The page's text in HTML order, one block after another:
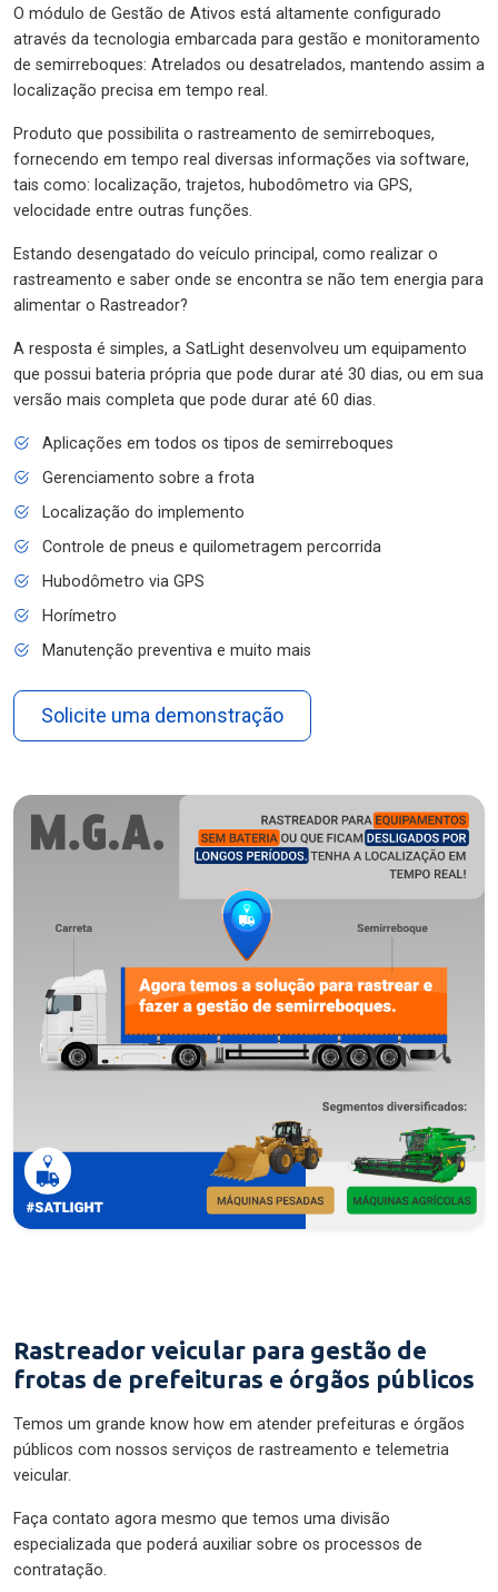
O módulo de Gestão de Ativos está altamente configurado
através da tecnologia embarcada para gestão e monitoramento
de semirreboques: Atrelados ou desatrelados, mantendo assim a
localização precisa em tempo real.
Produto que possibilita o rastreamento de semirreboques,
fornecendo em tempo real diversas informações via software,
tais como: localização, trajetos, hubodômetro via GPS,
velocidade entre outras funções.
Estando desengatado do veículo principal, como realizar o
rastreamento e saber onde se encontra se não tem energia para
alimentar o Rastreador?
A resposta é simples, a SatLight desenvolveu um equipamento
que possui bateria própria que pode durar até 30 dias, ou em sua
versão mais completa que pode durar até 60 dias.
Aplicações em todos os tipos de semirreboques
Gerenciamento sobre a frota
Localização do implemento
Controle de pneus e quilometragem percorrida
Hubodômetro via GPS
Horímetro
Manutenção preventiva e muito mais
Solicite uma demonstração
Rastreador veicular para gestão de
frotas de prefeituras e órgãos públicos
Temos um grande know how em atender prefeituras e órgãos
públicos com nossos serviços de rastreamento e telemetria
veicular.
Faça contato agora mesmo que temos uma divisão
especializada que poderá auxiliar sobre os processos de
contratação.